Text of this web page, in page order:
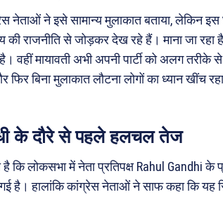
नेताओं ने इसे सामान्य मुलाकात बताया, लेकिन
राजनीति से जोड़कर देख रहे हैं। माना जा
वहीं मायावती अभी अपनी पार्टी को अलग
फिर बिना मुलाकात लौटना लोगों का ध्यान
के दौरे से पहले हलचल तेज
है कि लोकसभा में नेता प्रतिपक्ष Rahul Gandhi
है। हालांकि कांग्रेस नेताओं ने साफ कहा कि यह